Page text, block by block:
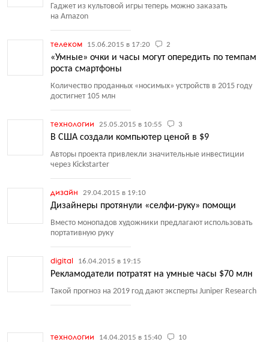
Гаджет из культовой игры теперь можно заказать
на Amazon
телеком 15.06.2015 в 17:20 2
«Умные» очки и часы могут опередить по темпам
роста смартфоны
Количество проданных «носимых» устройств в 2015 году
достигнет 105 млн
технологии 25.05.2015 в 10:55 3
В США создали компьютер ценой в $9
Авторы проекта привлекли значительные инвестиции
через Kickstarter
дизайн 29.04.2015 в 19:10
Дизайнеры протянули «селфи-руку» помощи
Вместо монопадов художники предлагают использовать
портативную руку
digital 16.04.2015 в 19:15
Рекламодатели потратят на умные часы $70 млн
Такой прогноз на 2019 год дают эксперты Juniper Research
технологии 14.04.2015 в 15:40 10